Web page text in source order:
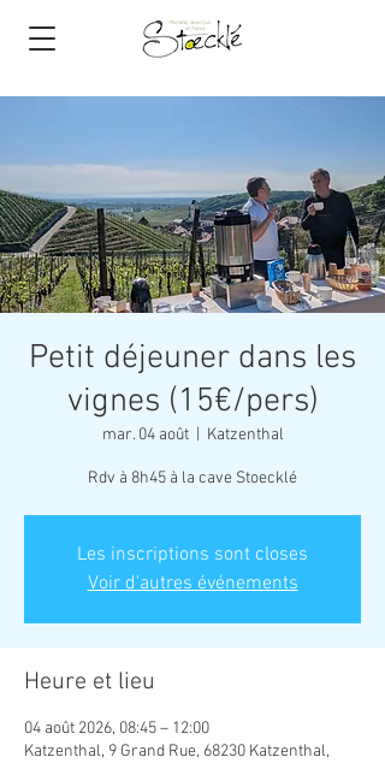
Petit déjeuner dans les
vignes (15€/pers)
mar. 04 août
  |
Katzenthal
Rdv à 8h45 à la cave Stoecklé
Les inscriptions sont closes
Voir d'autres événements
Heure et lieu
04 août 2026, 08:45 – 12:00
Katzenthal, 9 Grand Rue, 68230 Katzenthal,